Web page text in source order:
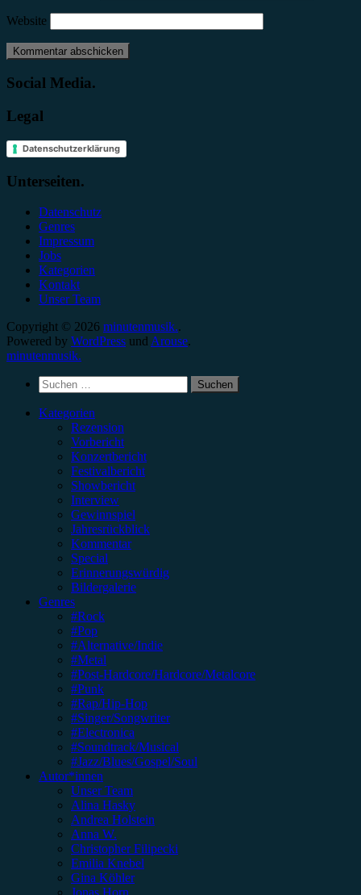
Website
Social Media.
Legal
Datenschutzerklärung
Unterseiten.
Datenschutz
Genres
Impressum
Jobs
Kategorien
Kontakt
Unser Team
Copyright © 2026 minutenmusik..
Powered by WordPress und Arouse.
minutenmusik.
Suchen
nach:
Kategorien
Rezension
Vorbericht
Konzertbericht
Festivalbericht
Showbericht
Interview
Gewinnspiel
Jahresrückblick
Kommentar
Special
Erinnerungswürdig
Bildergalerie
Genres
#Rock
#Pop
#Alternative/Indie
#Metal
#Post-Hardcore/Hardcore/Metalcore
#Punk
#Rap/Hip-Hop
#Singer/Songwriter
#Electronica
#Soundtrack/Musical
#Jazz/Blues/Gospel/Soul
Autor*innen
Unser Team
Alina Hasky
Andrea Holstein
Anna W.
Christopher Filipecki
Emilia Knebel
Gina Köhler